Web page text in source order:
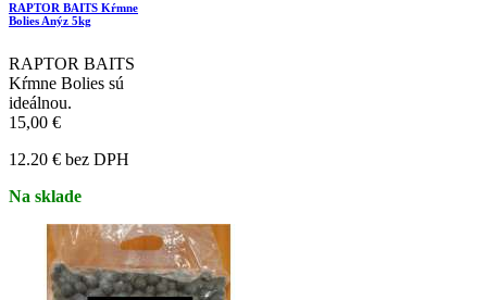
RAPTOR BAITS Kŕmne
Bolies Anýz 5kg
RAPTOR BAITS
Kŕmne Bolies sú
ideálnou.
15,00 €
12.20 € bez DPH
Na sklade